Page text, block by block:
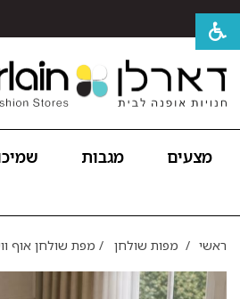
מצעים מגבות
ראשי / מפות שולחן / מפת שולחן אוף